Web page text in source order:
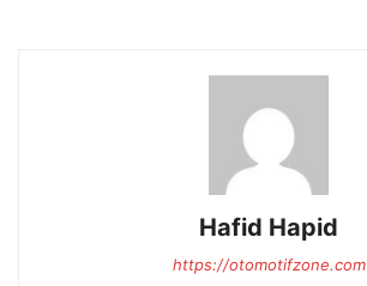
Hafid Hapid
https://otomotifzone.com